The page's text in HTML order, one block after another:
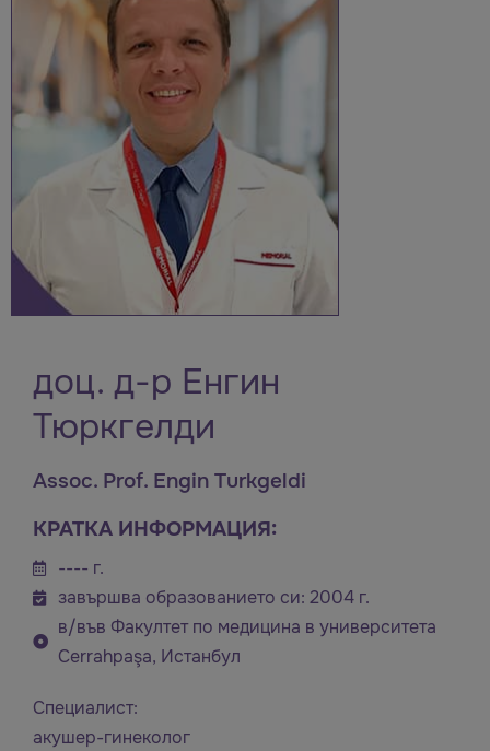
доц. д-р Енгин
Тюркгелди
Assoc. Prof. Engin Turkgeldi
КРАТКА ИНФОРМАЦИЯ:
---- г.
завършва образованието си: 2004 г.
в/във Факултет по медицина в университета
Cerrahpaşa, Истанбул
Специалист:
акушер-гинеколог